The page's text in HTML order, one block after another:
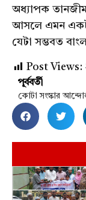
অধ্যাপক
আসলে এমন
যেটা সম্ভবত
Post Views:
পূর্ববর্তী